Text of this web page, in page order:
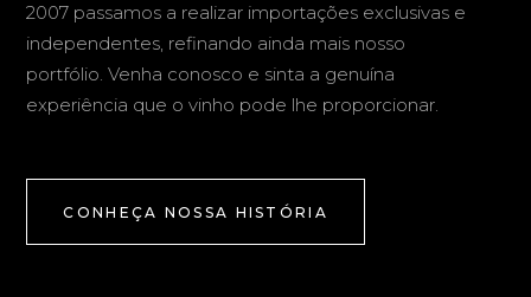
2007 passamos a realizar importações exclusivas e
independentes, refinando ainda mais nosso
portfólio. Venha conosco e sinta a genuína
experiência que o vinho pode lhe proporcionar.
CONHEÇA NOSSA HISTÓRIA